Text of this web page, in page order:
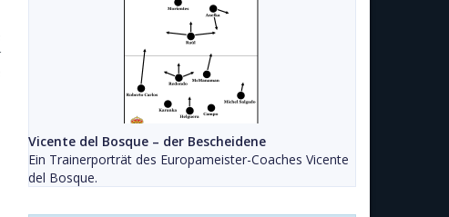
Vicente del Bosque – der Bescheidene
Ein Trainerporträt des Europameister-Coaches Vicente
del Bosque.